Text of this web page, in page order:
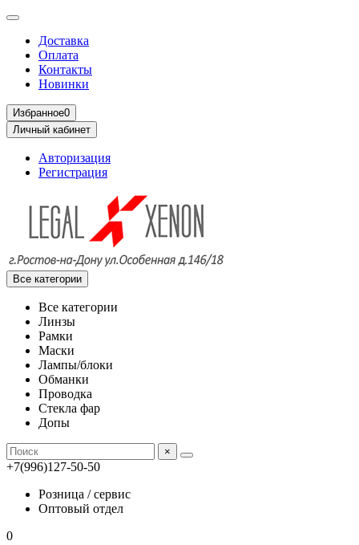
Доставка
Оплата
Контакты
Новинки
Избранное0
Личный кабинет
Авторизация
Регистрация
Все категории
Все категории
Линзы
Рамки
Маски
Лампы/блоки
Обманки
Проводка
Стекла фар
Допы
×
+7(996)127-50-50
Розница / сервис
Оптовый отдел
0